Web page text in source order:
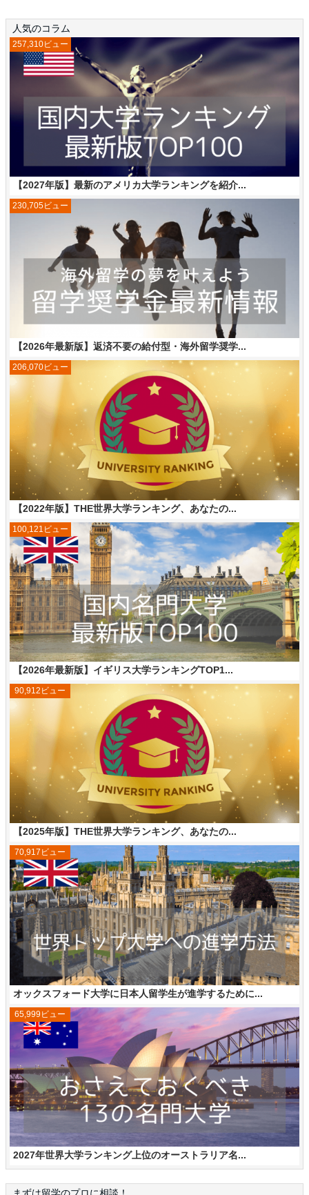
人気のコラム
【2027年版】最新のアメリカ大学ランキングを紹介...
257,310ビュー
【2026年最新版】返済不要の給付型・海外留学奨学...
230,705ビュー
【2022年版】THE世界大学ランキング、あなたの...
206,070ビュー
【2026年最新版】イギリス大学ランキングTOP1...
100,121ビュー
【2025年版】THE世界大学ランキング、あなたの...
90,912ビュー
オックスフォード大学に日本人留学生が進学するために...
70,917ビュー
2027年世界大学ランキング上位のオーストラリア名...
65,999ビュー